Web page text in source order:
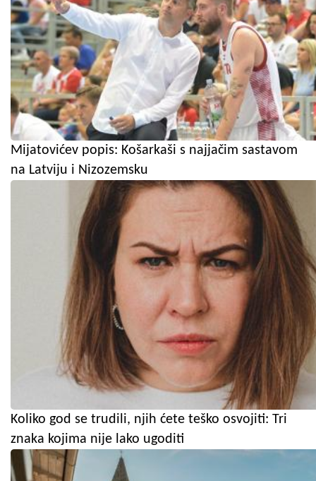
Mijatovićev popis: Košarkaši s najjačim sastavom
na Latviju i Nizozemsku
Koliko god se trudili, njih ćete teško osvojiti: Tri
znaka kojima nije lako ugoditi